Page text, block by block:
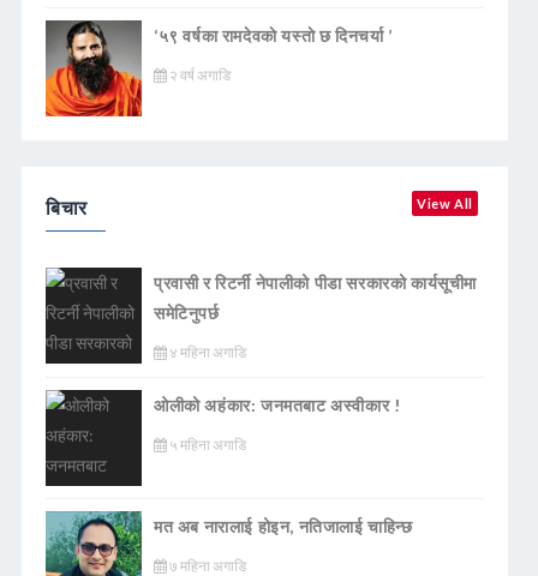
‘५९ वर्षका रामदेवकाे यस्ताे छ दिनचर्या ’
२ वर्ष अगाडि
बिचार View All
प्रवासी र रिटर्नी नेपालीको पीडा सरकारको कार्यसूचीमा
समेटिनुपर्छ
४ महिना अगाडि
ओलीको अहंकार: जनमतबाट अस्वीकार !
५ महिना अगाडि
मत अब नारालाई होइन, नतिजालाई चाहिन्छ
७ महिना अगाडि